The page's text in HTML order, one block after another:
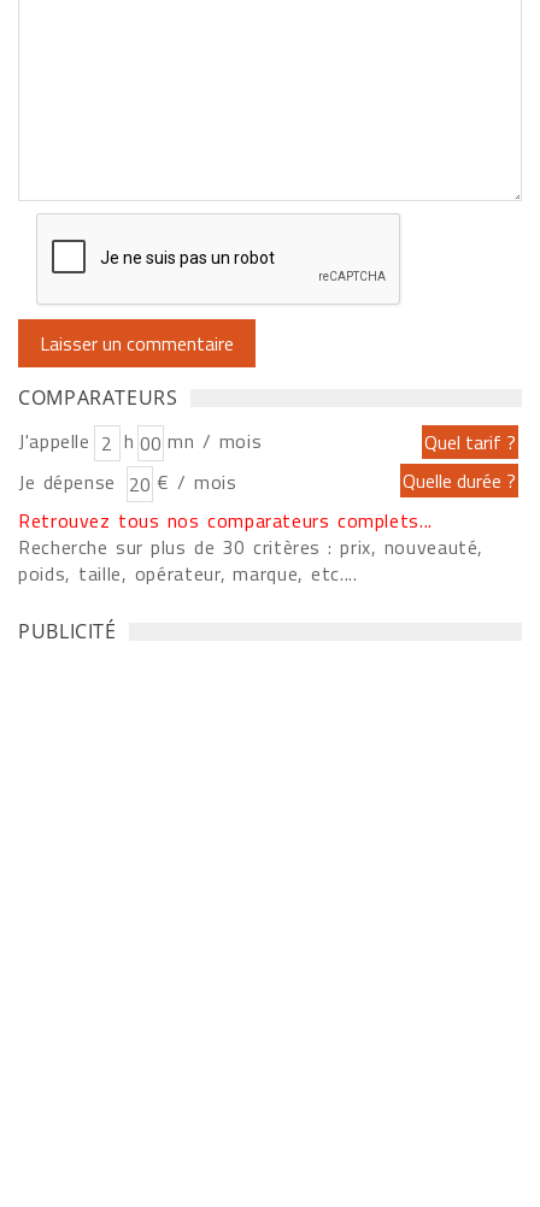
COMPARATEURS
J'appelle h
mn / mois
Je dépense
€ / mois
Retrouvez tous nos comparateurs complets...
Recherche sur plus de 30 critères : prix, nouveauté,
poids, taille, opérateur, marque, etc....
PUBLICITÉ